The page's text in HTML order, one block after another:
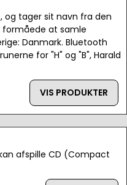
og tager sit navn fra den
formåede at samle
Danmark. Bluetooth
for "H" og "B", Harald
VIS PRODUKTER
afspille CD (Compact